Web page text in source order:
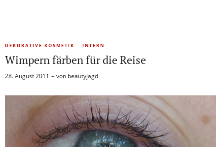
DEKORATIVE KOSMETIK INTERN
Wimpern färben für die Reise
28. August 2011 von beautyjagd